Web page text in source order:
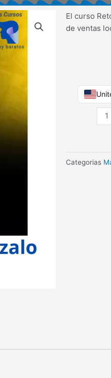
El curso
de ventas
Reto
24
Laque
cantidad
Categorias